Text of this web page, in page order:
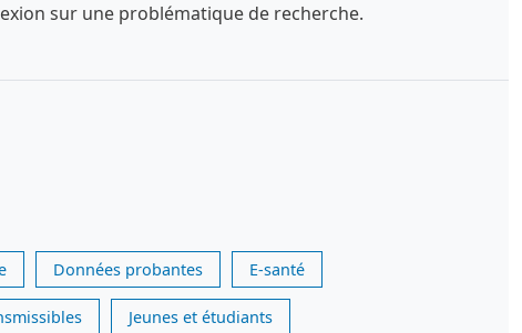
sur une problématique de recherche.
Données probantes E-santé
Jeunes et étudiants